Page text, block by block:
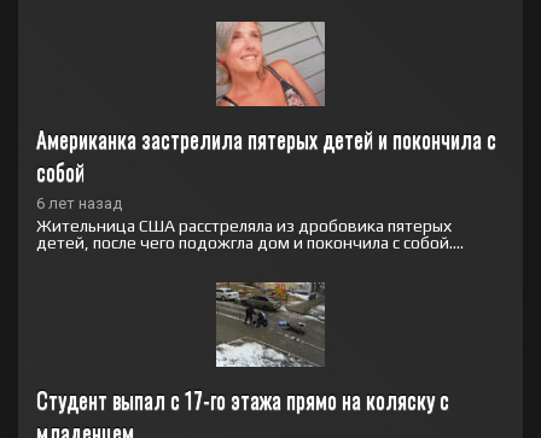
Американка застрелила пятерых детей и покончила с
собой
6 лет назад
Жительница США расстреляла из дробовика пятерых
детей, после чего подожгла дом и покончила с собой....
Студент выпал с 17-го этажа прямо на коляску с